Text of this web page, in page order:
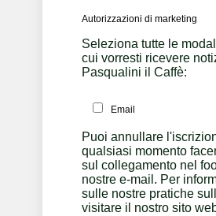
Autorizzazioni di marketing
Seleziona tutte le
cui vorresti ricevere
Pasqualini il Caffè:
Email
Puoi annullare
qualsiasi momento
sul collegamento nel
nostre e-mail. Per
sulle nostre pratiche
visitare il nostro sito